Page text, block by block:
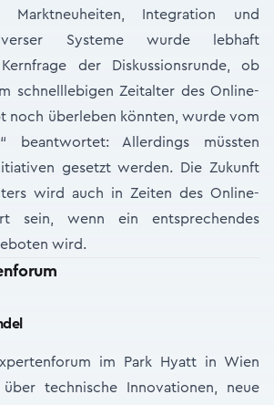
Marktneuheiten, Integration und
Systeme wurde lebhaft
der Diskussionsrunde, ob
schnelllebigen Zeitalter des Online-
noch überleben könnten, wurde vom
beantwortet: Allerdings müssten
gesetzt werden. Die Zukunft
wird auch in Zeiten des Online-
sein, wenn ein entsprechendes
wird.
im Park Hyatt in Wien
technische Innovationen, neue